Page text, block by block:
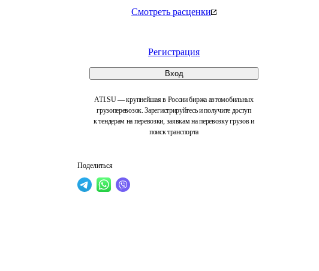
Смотреть расценки
Регистрация
Вход
ATI.SU — крупнейшая в России биржа автомобильных
грузоперевозок. Зарегистрируйтесь и получите доступ
к тендерам на перевозки, заявкам на перевозку грузов и
поиск транспорта
Поделиться